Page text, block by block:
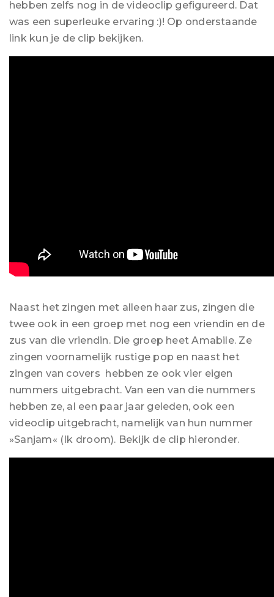
hebben zelfs nog in de videoclip gefigureerd. Dat
was een superleuke ervaring :)! Op onderstaande
link kun je de clip bekijken.
Naast het zingen met alleen haar zus, zingen die
twee ook in een groep met nog een vriendin en de
zus van die vriendin. Die groep heet Amabile. Ze
zingen voornamelijk rustige pop en naast het
zingen van covers hebben ze ook vier eigen
nummers uitgebracht. Van een van die nummers
hebben ze, al een paar jaar geleden, ook een
videoclip uitgebracht, namelijk van hun nummer
»Sanjam« (Ik droom). Bekijk de clip hieronder.